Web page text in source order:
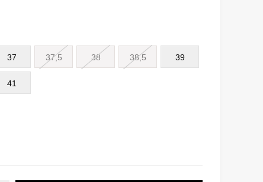
37 37,5 38 38,5 39
41